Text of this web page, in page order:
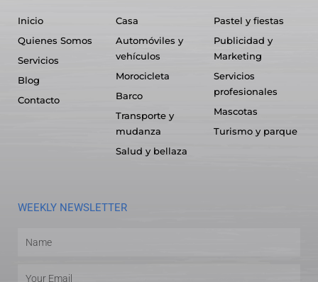
Inicio
Quienes Somos
Servicios
Blog
Contacto
Casa
Automóviles y
vehículos
Morocicleta
Barco
Transporte y
mudanza
Salud y bellaza
Pastel y fiestas
Publicidad y
Marketing
Servicios
profesionales
Mascotas
Turismo y parque
WEEKLY NEWSLETTER